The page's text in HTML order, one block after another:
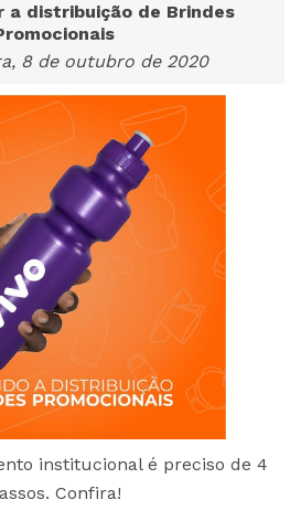
a distribuição de Brindes
8 de outubro de 2020
institucional é preciso de 4
Confira!